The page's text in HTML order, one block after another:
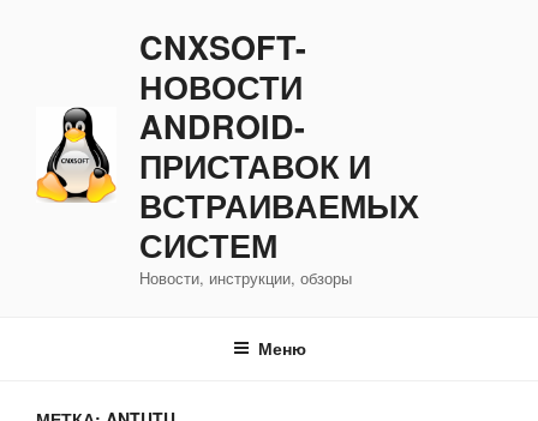
CNXSOFT-
НОВОСТИ
ANDROID-
ПРИСТАВОК И
ВСТРАИВАЕМЫХ
СИСТЕМ
Новости, инструкции, обзоры
Меню